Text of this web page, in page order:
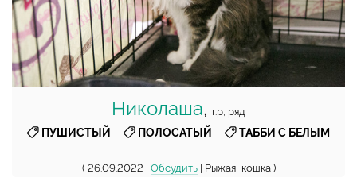
Николаша, г.р, ряд
ПУШИСТЫЙ
ПОЛОСАТЫЙ ТАББИ С БЕЛЫМ
( 26.09.2022 | Обсудить| Рыжая_кошка )